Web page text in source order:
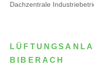
Dachzentrale
BIBERACH